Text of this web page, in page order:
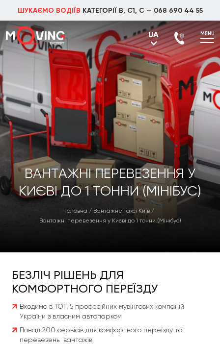
ШУКАЄМО ВОДІЇВ КАТЕГОРІЇ В, С1, С — 068 690 44 55
UA
RU
MENU
ВАНТАЖНІ ПЕРЕВЕЗЕННЯ У
КИЄВІ ДО 1 ТОННИ (МІНІБУС)
Головна / Вантажне таксі Київ /
Вантажні перевезення у Києві до 1 тонни (Мінібус)
БЕЗЛІЧ РІШЕНЬ ДЛЯ
КОМФОРТНОГО ПЕРЕЇЗДУ
Входимо в ТОП 5 професійних мувінгових компаній
України з власним автопарком
Понад 200 сервісів для комфортного переїзду та
перевезень вантажів